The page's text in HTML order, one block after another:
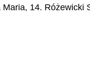
14. Różewicki